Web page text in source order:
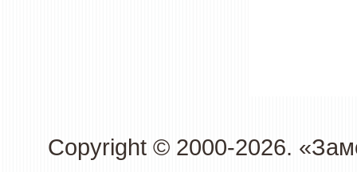
Copyright © 2000-2026.